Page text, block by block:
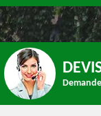
Entretient